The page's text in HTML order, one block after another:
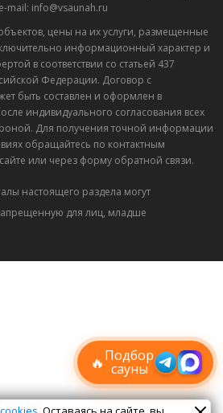
info@vsaunah.ru
цены на их услуги, размещенные
информационный характер и
в соответствии со статьей 437
Федерации. Договор с
быть составлен и оформлен в
индивидуального согласования всех
Для получения точной информации
обращайтесь по контактным
или через форму обратной связи.
настоящего раздела могут
для лиц, младше
🔥Подбор
сауны
Подписывайтесь в Telegram или MAX —
пришлём свежие скидки